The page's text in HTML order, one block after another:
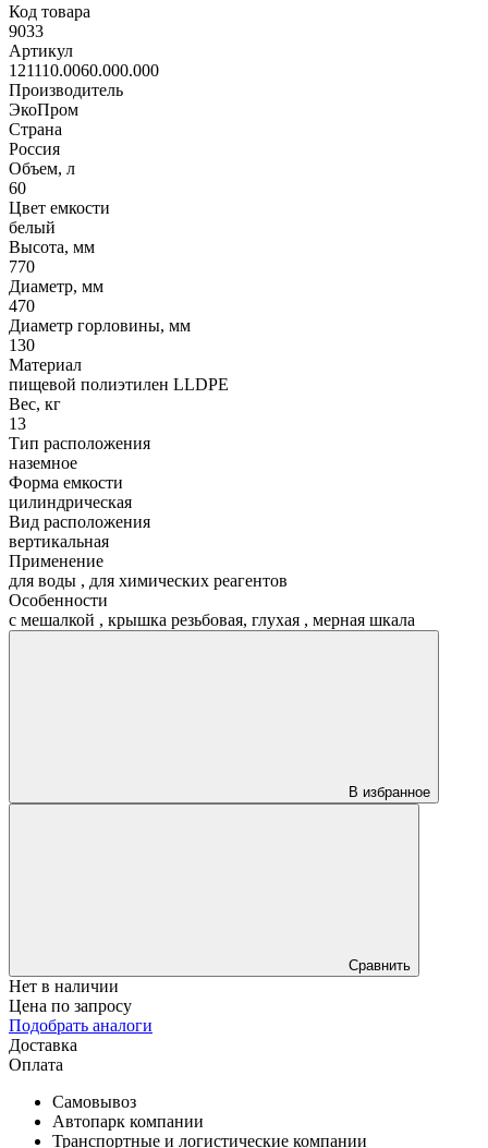
Код товара
9033
Артикул
121110.0060.000.000
Производитель
ЭкоПром
Страна
Россия
Объем, л
60
Цвет емкости
белый
Высота, мм
770
Диаметр, мм
470
Диаметр горловины, мм
130
Материал
пищевой полиэтилен LLDPE
Вес, кг
13
Тип расположения
наземное
Форма емкости
цилиндрическая
Вид расположения
вертикальная
Применение
для воды , для химических реагентов
Особенности
с мешалкой , крышка резьбовая, глухая , мерная шкала
В избранное
Сравнить
Нет в наличии
Цена по запросу
Подобрать аналоги
Доставка
Оплата
Самовывоз
Автопарк компании
Транспортные и логистические компании